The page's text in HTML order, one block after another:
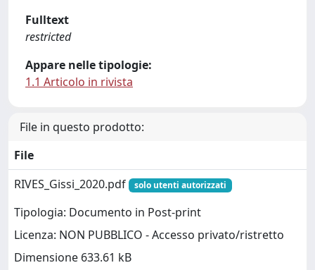
Fulltext
restricted
Appare nelle tipologie:
1.1 Articolo in rivista
File in questo prodotto:
File
RIVES_Gissi_2020.pdf
solo utenti autorizzati
Tipologia: Documento in Post-print
Licenza: NON PUBBLICO - Accesso privato/ristretto
Dimensione 633.61 kB